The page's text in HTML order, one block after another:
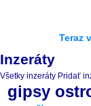
Teraz
Inzeráty
Všetky inzeráty Pridať
gipsy